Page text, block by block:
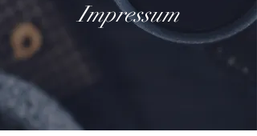
Impressum